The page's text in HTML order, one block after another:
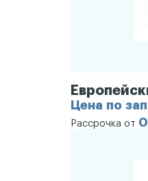
Цена по
Рассрочка от